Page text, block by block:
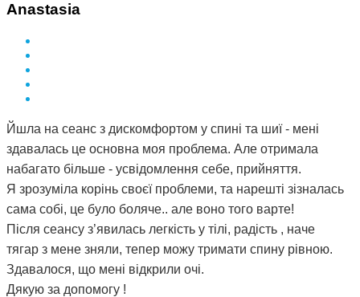
Anastasia
Йшла на сеанс з дискомфортом у спині та шиї - мені
здавалась це основна моя проблема. Але отримала
набагато більше - усвідомлення себе, прийняття.
Я зрозуміла корінь своєї проблеми, та нарешті зізналась
сама собі, це було боляче.. але воно того варте!
Після сеансу з’явилась легкість у тілі, радість , наче
тягар з мене зняли, тепер можу тримати спину рівною.
Здавалося, що мені відкрили очі.
Дякую за допомогу !